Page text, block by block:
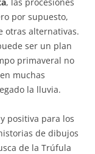
por supuesto,
otras alternativas.
ser un plan
primaveral no
muchas
la lluvia.
positiva para los
de dibujos
de la Trúfula